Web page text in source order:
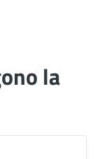
la